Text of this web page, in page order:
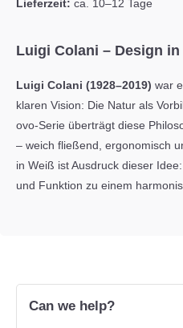
Lieferzeit: ca. 10–12 Tage
Luigi Colani – Design
Luigi Colani (1928–2019) war
klaren Vision: Die Natur als
ovo-Serie überträgt diese
– weich fließend, ergonomisch
in Weiß ist Ausdruck dieser
und Funktion zu einem
Can we help?